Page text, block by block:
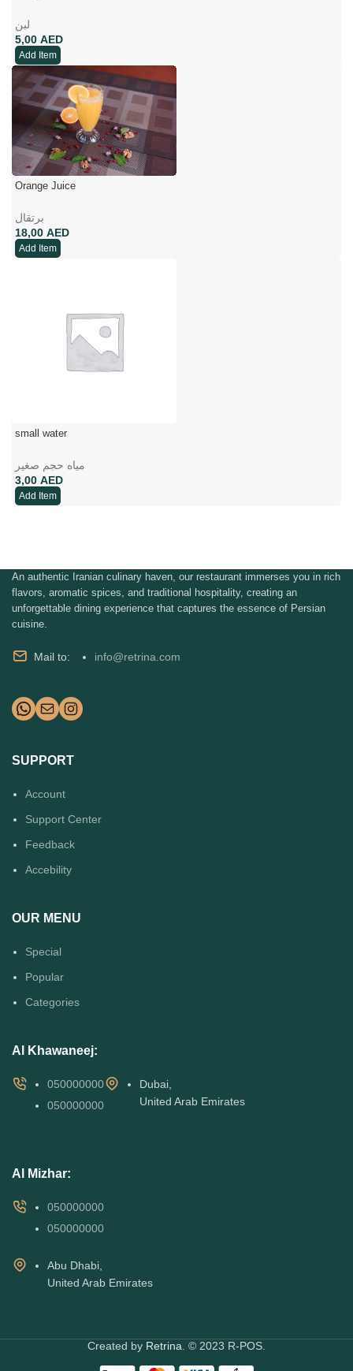
لبن
AED
Add Item
Orange Juice
برتقال
AED
Add Item
small water
مياه حجم صغير
AED
Add Item
An authentic Iranian culinary haven, our restaurant immerses you in rich
flavors, aromatic spices, and traditional hospitality, creating an
unforgettable dining experience that captures the essence of Persian
cuisine.
Mail to: info@retrina.com
SUPPORT
Account
Support Center
Feedback
Accebility
OUR MENU
Special
Popular
Categories
Al Khawaneej:
050000000
050000000
Dubai,
United Arab Emirates
Al Mizhar:
050000000
050000000
Abu Dhabi,
United Arab Emirates
Created by Retrina . © 2023 R-POS.